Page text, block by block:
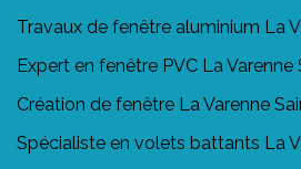
Travaux de fenêtre aluminium La
Expert en fenêtre PVC La Varenne
Création de fenêtre La Varenne
Spécialiste en volets battants La